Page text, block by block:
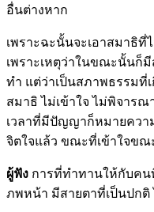
อื่นต่างหาก
เพราะฉะนั้นจะเอาสมาธิที่
เพราะเหตุว่าในขณะนั้นก็มี
ทำ แต่ว่าเป็นสภาพธรรมที่
สมาธิ ไม่เข้าใจ ไม่พิจาร
เวลาที่มีปัญญาก็หมายคว
จิตใจแล้ว ขณะที่เข้าใจข
ผู้ฟัง การที่ทำทานให้กับคน
ภพหน้า มีสายตาที่เป็นปกติ